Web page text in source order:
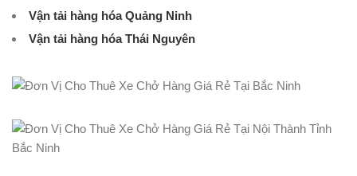
Vận tải hàng hóa Quảng Ninh
Vận tải hàng hóa Thái Nguyên